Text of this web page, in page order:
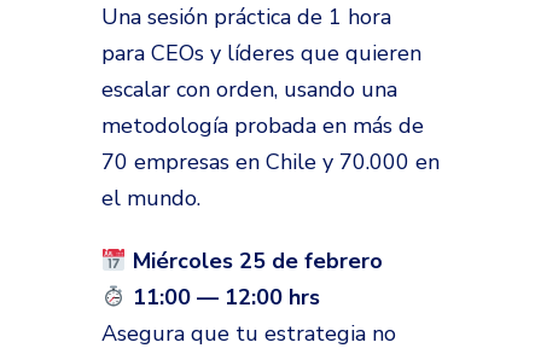
Una sesión práctica de 1 hora
para CEOs y líderes que quieren
escalar con orden, usando una
metodología probada en más de
70 empresas en Chile y 70.000 en
el mundo.
Miércoles 25 de febrero
11:00 — 12:00 hrs
Asegura que tu estrategia no